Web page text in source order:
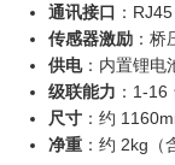
通讯接口 ：
传感器激励 ：
供电：内置锂电
级联能力 ：1-
尺寸 ：约
净重 ：约 2kg（